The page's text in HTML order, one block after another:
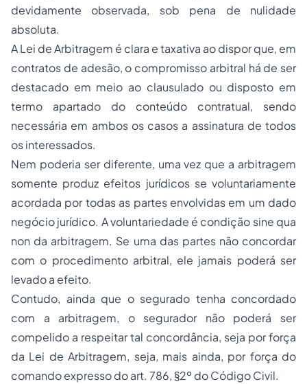
devidamente observada, sob pena de nulidade
absoluta.
A Lei de Arbitragem é clara e taxativa ao dispor que, em
contratos de adesão, o compromisso arbitral há de ser
destacado em meio ao clausulado ou disposto em
termo apartado do conteúdo contratual, sendo
necessária em ambos os casos a assinatura de todos
os interessados.
Nem poderia ser diferente, uma vez que a arbitragem
somente produz efeitos jurídicos se voluntariamente
acordada por todas as partes envolvidas em um dado
negócio jurídico. A voluntariedade é condição sine qua
non da arbitragem. Se uma das partes não concordar
com o procedimento arbitral, ele jamais poderá ser
levado a efeito.
Contudo, ainda que o segurado tenha concordado
com a arbitragem, o segurador não poderá ser
compelido a respeitar tal concordância, seja por força
da Lei de Arbitragem, seja, mais ainda, por força do
comando expresso do art. 786, §2º do Código Civil.